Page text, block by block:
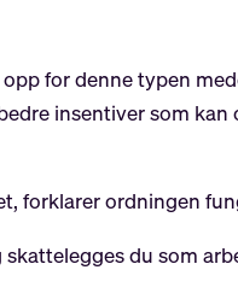
for denne typen
insentiver som
, forklarer ordningen
du som